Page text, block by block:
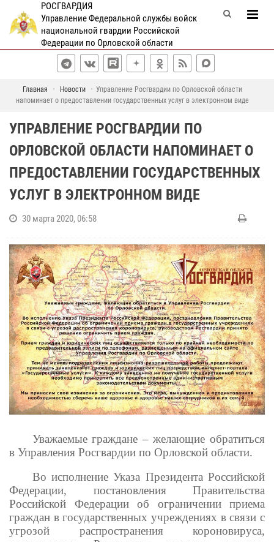
РОСГВАРДИЯ
Управление Федеральной службы войск
национальной гвардии Российской
Федерации по Орловской области
Главная Новости
Управление Росгвардии по Орловской области
напоминает о предоставлении государственных услуг в электронном виде
УПРАВЛЕНИЕ РОСГВАРДИИ ПО
ОРЛОВСКОЙ ОБЛАСТИ НАПОМИНАЕТ О
ПРЕДОСТАВЛЕНИИ ГОСУДАРСТВЕННЫХ
УСЛУГ В ЭЛЕКТРОННОМ ВИДЕ
30 марта 2020, 06:58
Уважаемые граждане – желающие обратиться
в Управления Росгвардии по Орловской области.
Во исполнение Указа Президента Российской
Федерации, постановления Правительства
Российской Федерации об ограничении приема
граждан в государственных учреждениях в связи с
угрозой распространения короновируса,